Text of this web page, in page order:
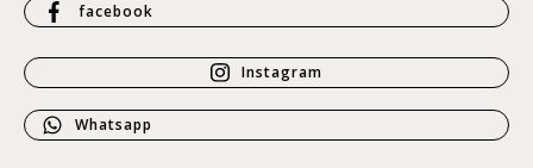
facebook
Instagram
Whatsapp